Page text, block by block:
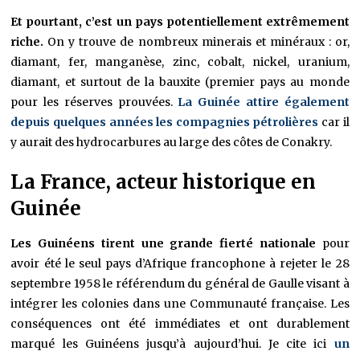
Et pourtant, c’est un pays potentiellement extrêmement
riche. On y trouve de nombreux minerais et minéraux : or,
diamant, fer, manganèse, zinc, cobalt, nickel, uranium,
diamant, et surtout de la bauxite (premier pays au monde
pour les réserves prouvées. La Guinée attire également
depuis quelques années les compagnies pétrolières car il
y aurait des hydrocarbures au large des côtes de Conakry.
La France, acteur historique en
Guinée
Les Guinéens tirent une grande fierté nationale pour
avoir été le seul pays d’Afrique francophone à rejeter le 28
septembre 1958 le référendum du général de Gaulle visant à
intégrer les colonies dans une Communauté française. Les
conséquences ont été immédiates et ont durablement
marqué les Guinéens jusqu’à aujourd’hui. Je cite ici un